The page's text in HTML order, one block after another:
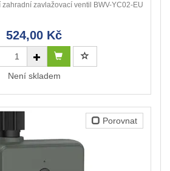
zavlažovací ventil BWV-YC02-EU
524,00 Kč
Není skladem
Porovnat